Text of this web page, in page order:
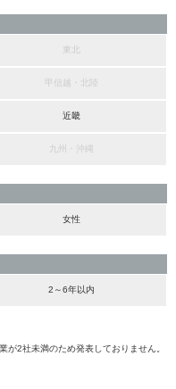
東北
甲信越・北陸
近畿
九州・沖縄
女性
2～6年以内
2社未満のため発表しておりません。